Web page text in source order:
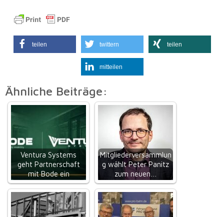
teilen twittern teilen
mitteilen
Ähnliche Beiträge:
Ventura Systems
geht Partnerschaft
mit Bode ein
Mitgliederversammlun
g wählt Peter Panitz
zum neuen…